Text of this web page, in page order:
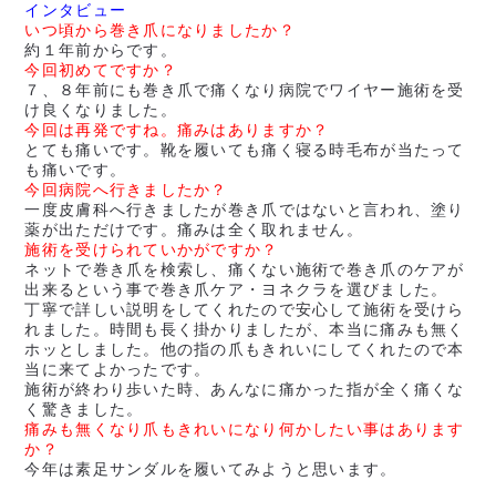
インタビュー
いつ頃から巻き爪になりましたか？
約１年前からです。
今回初めてですか？
７、８年前にも巻き爪で痛くなり病院でワイヤー施術を受
け良くなりました。
今回は再発ですね。痛みはありますか？
とても痛いです。靴を履いても痛く寝る時毛布が当たって
も痛いです。
今回病院へ行きましたか？
一度皮膚科へ行きましたが巻き爪ではないと言われ、塗り
薬が出ただけです。痛みは全く取れません。
施術を受けられていかがですか？
ネットで巻き爪を検索し、痛くない施術で巻き爪のケアが
出来るという事で巻き爪ケア・ヨネクラを選びました。
丁寧で詳しい説明をしてくれたので安心して施術を受けら
れました。時間も長く掛かりましたが、本当に痛みも無く
ホッとしました。他の指の爪もきれいにしてくれたので本
当に来てよかったです。
施術が終わり歩いた時、あんなに痛かった指が全く痛くな
く驚きました。
痛みも無くなり爪もきれいになり何かしたい事はあります
か？
今年は素足サンダルを履いてみようと思います。